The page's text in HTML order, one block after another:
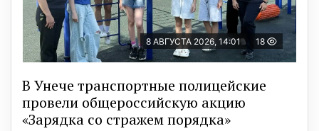
8 АВГУСТА 2026, 14:01 18
В Унече транспортные полицейские
провели общероссийскую акцию
«Зарядка со стражем порядка»